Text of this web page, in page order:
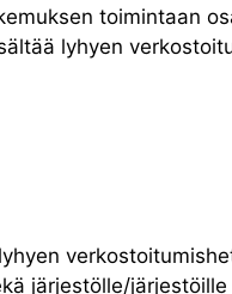
toimintaan
lyhyen
järjestölle/